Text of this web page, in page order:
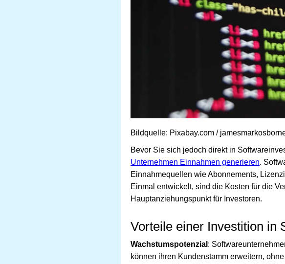
Bildquelle: Pixabay.com /
Bevor Sie sich jedoch direkt in
Unternehmen Einnahmen generieren.
Einnahmequellen wie Abonnements,
Einmal entwickelt, sind die Kosten für die
Hauptanziehungspunkt für Investoren.
Vorteile einer Investition in
Wachstumspotenzial :
können ihren Kundenstamm erweitern,